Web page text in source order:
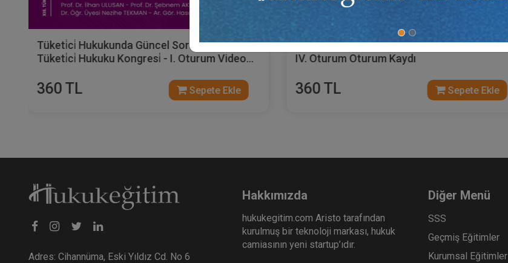
Tüketi̇ci̇ Hukukunda Güncel Sorunlar - XIII.
Tüketi̇ci̇ Hukuku Kongresi̇ - I. Oturum Video
360 TL Sepete Ekle
Futuri̇stler - XIII. Tüketi̇ci̇ Hukuku Kongresi̇ -
IV. Oturum Oturum Kaydı
360 TL Sepete Ekle
Adres: Cihannüma, Eski Yıldız Cd. No 6
Hakkımızda
hukukegitim.com Aristo tarafından
kurulmuş bir teknoloji markası, hukuk
camiasının yeni startup’ıdır.
Diğer Menü
SSS
Geçmiş Eğitimler
Kurumsal Eğitimler